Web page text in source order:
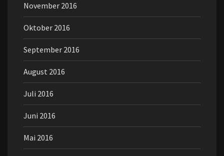
November 2016
Oktober 2016
September 2016
August 2016
Juli 2016
Juni 2016
Mai 2016